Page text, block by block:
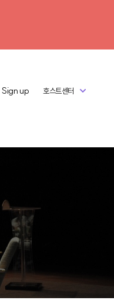
Sign up 호스트센터